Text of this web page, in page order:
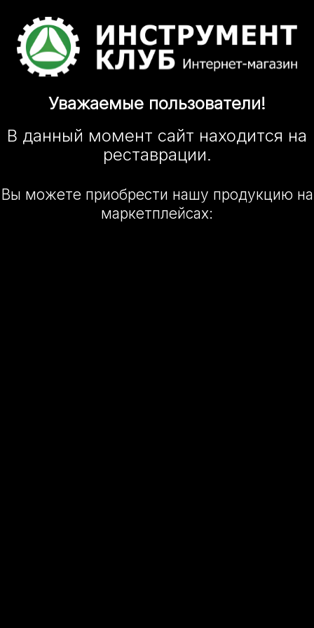
Уважаемые пользователи!
В данный момент сайт находится на
реставрации.
Вы можете приобрести нашу продукцию на
маркетплейсах: